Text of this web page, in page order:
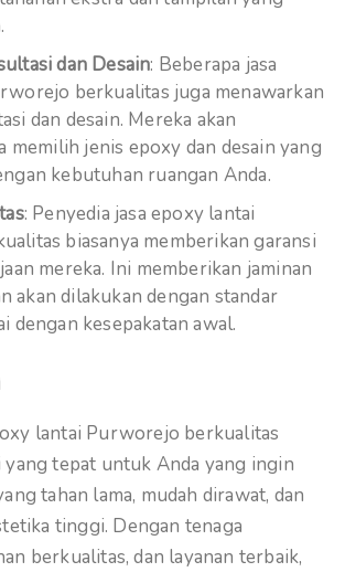
dan Desain: Beberapa jasa
berkualitas juga menawarkan
dan desain. Mereka akan
memilih jenis epoxy dan desain yang
kebutuhan ruangan Anda.
: Penyedia jasa epoxy lantai
biasanya memberikan garansi
mereka. Ini memberikan jaminan
akan dilakukan dengan standar
dengan kesepakatan awal.
lantai Purworejo berkualitas
yang tepat untuk Anda yang ingin
tahan lama, mudah dirawat, dan
tinggi. Dengan tenaga
berkualitas, dan layanan terbaik,